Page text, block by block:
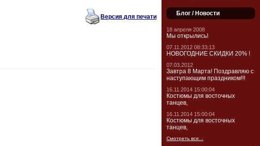
Версия для печати Блог / Новости
18 апреля 2008
Мы открылись!
07.11.2012 08:33:13
НОВОГОДНИЕ СКИДКИ 20% !
07.03.2012
Завтра 8 Марта! Поздравляю с
наступающим праздником!!!
16.11.2014 15:00:04
Костюмы для восточных
танцев,
16.11.2014 15:00:04
Костюмы для восточных
танцев,
Смотреть все...